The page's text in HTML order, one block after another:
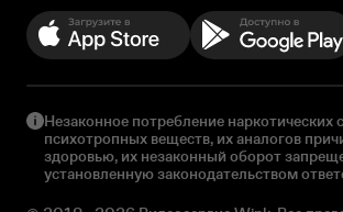
Незаконное потребление наркотических
психотропных веществ, их аналогов
здоровью, их незаконный оборот
установленную законодательством